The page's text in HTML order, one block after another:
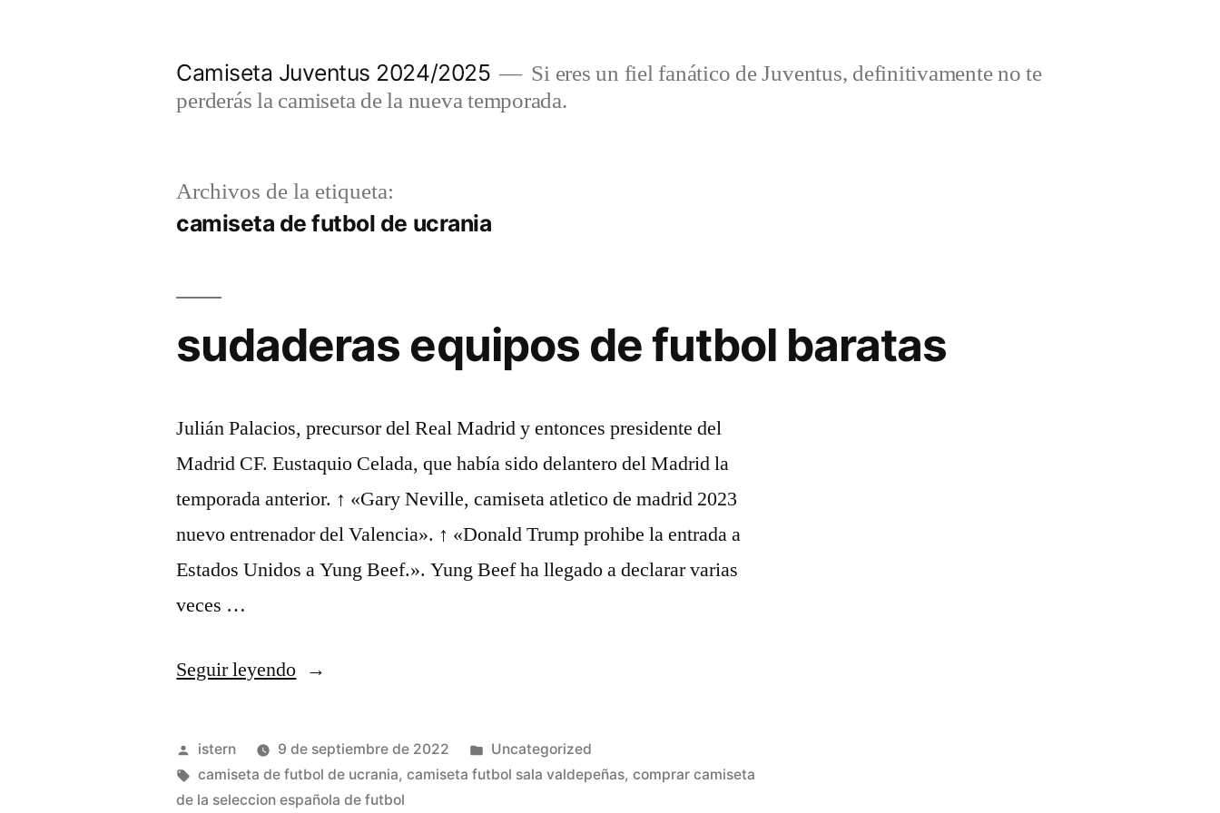
Camiseta Juventus 2024/2025
Si eres un fiel fanático de Juventus, definitivamente no te
perderás la camiseta de la nueva temporada.
Archivos de la etiqueta:
camiseta de futbol de ucrania
sudaderas equipos de futbol baratas
Julián Palacios, precursor del Real Madrid y entonces presidente del
Madrid CF. Eustaquio Celada, que había sido delantero del Madrid la
temporada anterior. ↑ «Gary Neville, camiseta atletico de madrid 2023
nuevo entrenador del Valencia». ↑ «Donald Trump prohibe la entrada a
Estados Unidos a Yung Beef.». Yung Beef ha llegado a declarar varias
veces …
Seguir leyendo«sudaderas
de
futbol
Publicado
por
istern 9 de septiembre de 2022
Publicado
en
Uncategorized
Etiquetas:
camiseta de futbol de ucrania,camiseta futbol sala valdepeñas,comprar camiseta
de la seleccion española de futbol